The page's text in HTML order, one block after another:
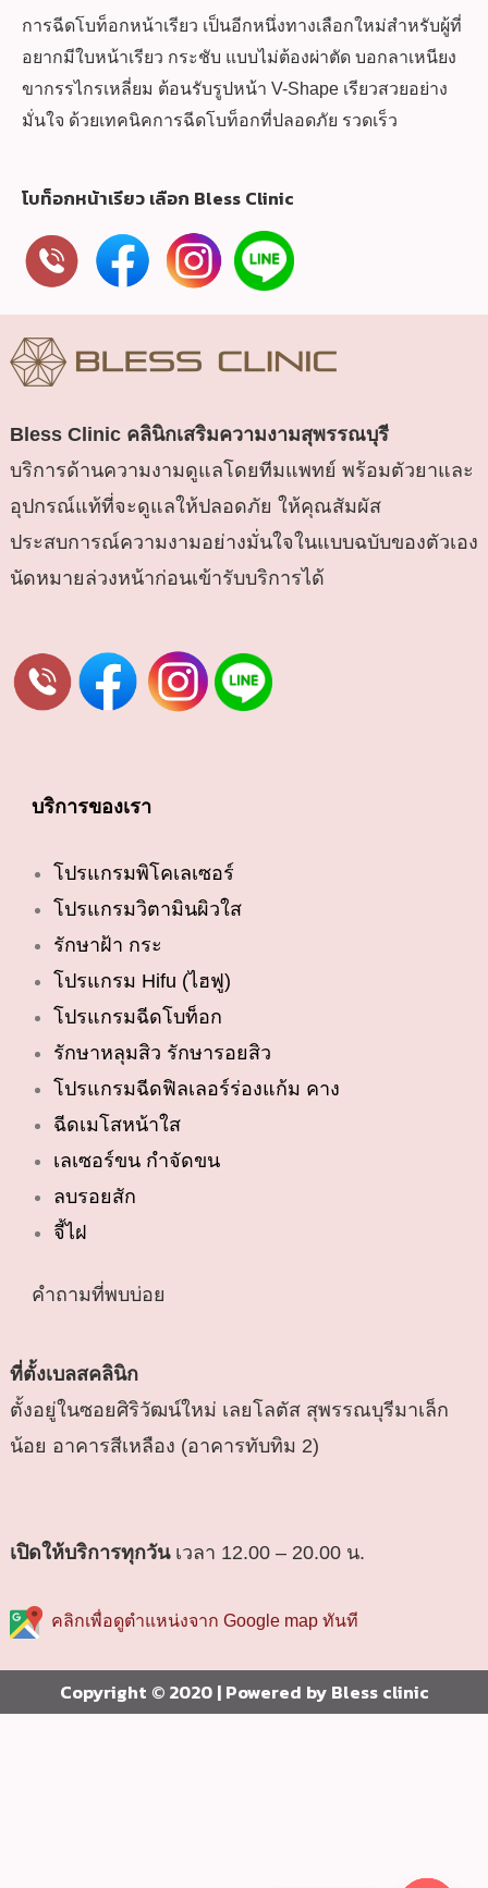
การฉีดโบท็อกหน้าเรียว เป็นอีกหนึ่งทางเลือกใหม่สำหรับผู้ที่
อยากมีใบหน้าเรียว กระชับ แบบไม่ต้องผ่าตัด บอกลาเหนียง
ขากรรไกรเหลี่ยม ต้อนรับรูปหน้า V-Shape เรียวสวยอย่าง
มั่นใจ ด้วยเทคนิคการฉีดโบท็อกที่ปลอดภัย รวดเร็ว
โบท็อกหน้าเรียว เลือก Bless Clinic
Bless Clinic คลินิกเสริมความงามสุพรรณบุรี
บริการด้านความงามดูแลโดยทีมแพทย์ พร้อมตัวยาและ
อุปกรณ์แท้ที่จะดูแลให้ปลอดภัย ให้คุณสัมผัส
ประสบการณ์ความงามอย่างมั่นใจในแบบฉบับของตัวเอง
นัดหมายล่วงหน้าก่อนเข้ารับบริการได้
บริการของเรา
โปรแกรมพิโคเลเซอร์
โปรแกรมวิตามินผิวใส
รักษาฝ้า กระ
โปรแกรม Hifu (ไฮฟู)
โปรแกรมฉีดโบท็อก
รักษาหลุมสิว รักษารอยสิว
โปรแกรมฉีดฟิลเลอร์ร่องแก้ม คาง
ฉีดเมโสหน้าใส
เลเซอร์ขน กำจัดขน
ลบรอยสัก
จี้ไฝ
คำถามที่พบบ่อย
ที่ตั้งเบลสคลินิก
ตั้งอยู่ในซอยศิริวัฒน์ใหม่ เลยโลตัส สุพรรณบุรีมาเล็ก
น้อย อาคารสีเหลือง (อาคารทับทิม 2)
เปิดให้บริการทุกวันเวลา 12.00 – 20.00 น.
คลิกเพื่อดูตำแหน่งจาก Google map ทันที
Copyright © 2020 | Powered by Bless clinic